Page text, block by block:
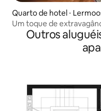
Quarto de hotel ⋅
Um toque de
Outros